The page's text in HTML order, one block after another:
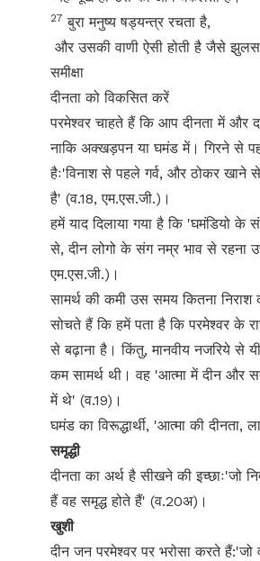
27 बुरा मनुष्य षड्यन्त्र रचता है,
और उसकी वाणी ऐसी होती है जैसे
समीक्षा
दीनता को विकसित करें
परमेश्वर चाहते हैं कि आप दीनता में और
नाकि अक्खड़पन या घमंड में। गिरने से
हैः'विनाश से पहले गर्व, और ठोकर
है' (व.18, एम.एस.जी.)।
हमें याद दिलाया गया है कि 'घमंडियो के
से, दीन लोगो के संग नम्र भाव से रहना
एम.एस.जी.)।
सामर्थ की कमी उस समय कितना
सोचते हैं कि हमें पता है कि परमेश्वर के
से बढ़ाना है। किंतु, मानवीय नजरिये से
कम सामर्थ थी। वह 'आत्मा में दीन और
में थे' (व.19)।
घमंड का विरूद्धार्थी, 'आत्मा की दीनता,
समृद्धी
दीनता का अर्थ है सीखने की इच्छाः'जो
हैं वह समृद्ध होते हैं' (व.20अ)।
खुशी
दीन जन परमेश्वर पर भरोसा करते